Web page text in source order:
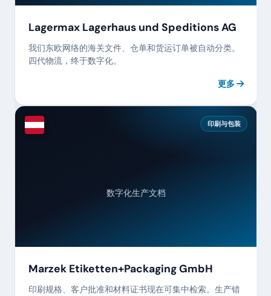
Lagermax Lagerhaus und Speditions AG
我们东欧网络的海关文件、仓单和货运订单被自动分类。
四代物流，终于数字化。
更多
印刷与包装
数字化生产文档
Marzek Etiketten+Packaging GmbH
印刷规格、客户批准和材料证书现在可集中检索。生产错